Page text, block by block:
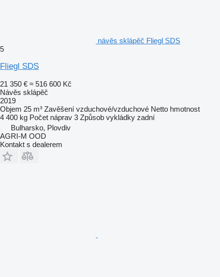
návěs sklápěč Fliegl SDS
5
Fliegl SDS
21 350 € ≈ 516 600 Kč
Návěs sklápěč
2019
Objem 25 m³ Zavěšení vzduchové/vzduchové Netto hmotnost
4 400 kg Počet náprav 3 Způsob vykládky zadní
Bulharsko, Plovdiv
AGRI-M OOD
Kontakt s dealerem